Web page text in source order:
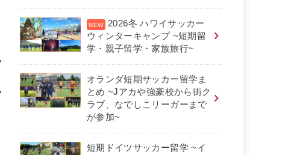
2026冬 ハワイサッカー
ウィンターキャンプ ~短期留
学・親子留学・家族旅行~
オランダ短期サッカー留学ま
とめ ~Jアカや強豪校から街ク
ラブ、なでしこリーガーまで
が参加~
短期ドイツサッカー留学 ~イ